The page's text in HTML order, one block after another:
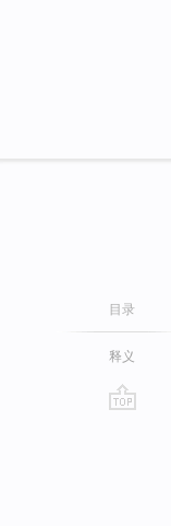
目录
释义